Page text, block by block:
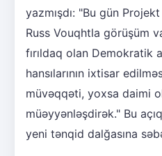
yazmışdı: "Bu gün
Russ Vouqhtla görüşüm
fırıldaq olan Demokratik
hansılarının ixtisar
müvəqqəti, yoxsa daimi
müəyyənləşdirək." Bu
yeni tənqid dalğasına